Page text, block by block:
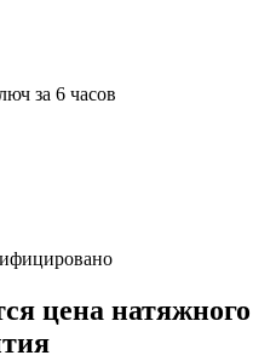
за 6 часов
цена натяжного